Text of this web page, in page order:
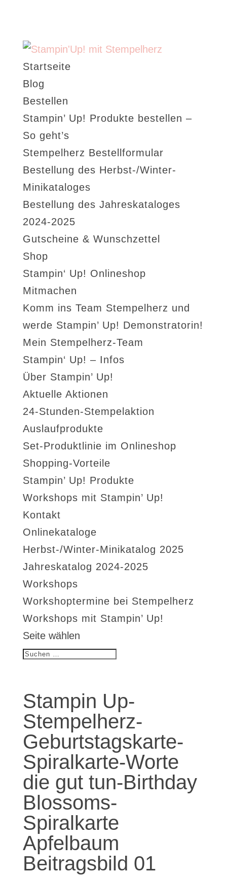
Startseite
Blog
Bestellen
Stampin’ Up! Produkte bestellen –
So geht’s
Stempelherz Bestellformular
Bestellung des Herbst-/Winter-
Minikataloges
Bestellung des Jahreskataloges
2024-2025
Gutscheine & Wunschzettel
Shop
Stampin‘ Up! Onlineshop
Mitmachen
Komm ins Team Stempelherz und
werde Stampin’ Up! Demonstratorin!
Mein Stempelherz-Team
Stampin‘ Up! – Infos
Über Stampin’ Up!
Aktuelle Aktionen
24-Stunden-Stempelaktion
Auslaufprodukte
Set-Produktlinie im Onlineshop
Shopping-Vorteile
Stampin’ Up! Produkte
Workshops mit Stampin’ Up!
Kontakt
Onlinekataloge
Herbst-/Winter-Minikatalog 2025
Jahreskatalog 2024-2025
Workshops
Workshoptermine bei Stempelherz
Workshops mit Stampin’ Up!
Seite wählen
Stampin Up-
Stempelherz-
Geburtstagskarte-
Spiralkarte-Worte
die gut tun-Birthday
Blossoms-
Spiralkarte
Apfelbaum
Beitragsbild 01